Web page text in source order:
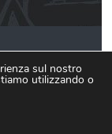
sul nostro
utilizzando o